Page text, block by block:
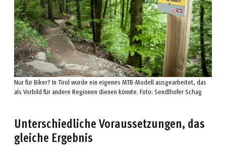
Nur für Biker? In Tirol wurde ein eigenes MTB-Modell ausgearbeitet, das
als Vorbild für andere Regionen dienen könnte. Foto: Sendlhofer Schag
Unterschiedliche Voraussetzungen, das
gleiche Ergebnis